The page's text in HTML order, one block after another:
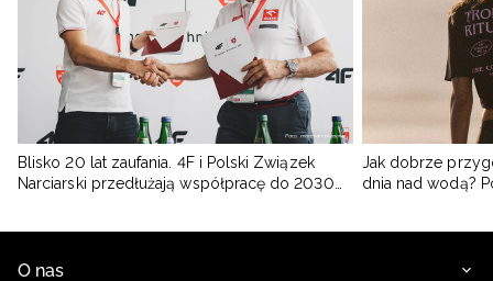
Blisko 20 lat zaufania. 4F i Polski Związek
Narciarski przedłużają współpracę do 2030
Jak dobrze
dnia nad wodą?
O nas